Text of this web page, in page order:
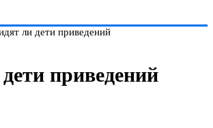
ли дети приведений
приведений